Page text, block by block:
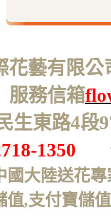
花藝有限
服務信箱
生東路4
1350
國大陸送花
值,支付寶儲